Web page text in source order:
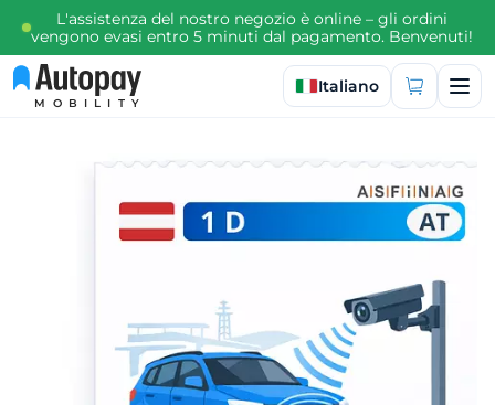
L'assistenza del nostro negozio è online – gli ordini
vengono evasi entro 5 minuti dal pagamento. Benvenuti!
MOBILITY
Seleziona lingua
Italiano